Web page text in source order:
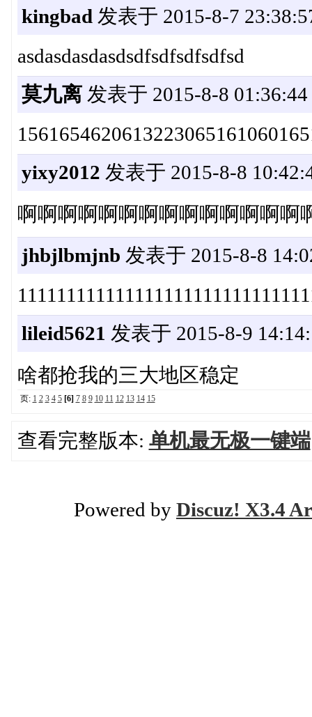
kingbad 发表于 2015-8-7
asdasdasdasdsdfsdfsdfsdfsd
莫九离发表于 2015-8-8 01:36:44
yixy2012 发表于 2015-8-8
啊啊啊啊啊啊啊啊啊啊啊啊啊啊
jhbjlbmjnb 发表于 2015-8-8
lileid5621 发表于 2015-8-9
啥都抢我的三大地区稳定
页: 1 2 3 4 5 [6] 7 8 9 10 11 12 13 14 15
查看完整版本: 单机最无极一键端
Powered by Discuz! X3.4